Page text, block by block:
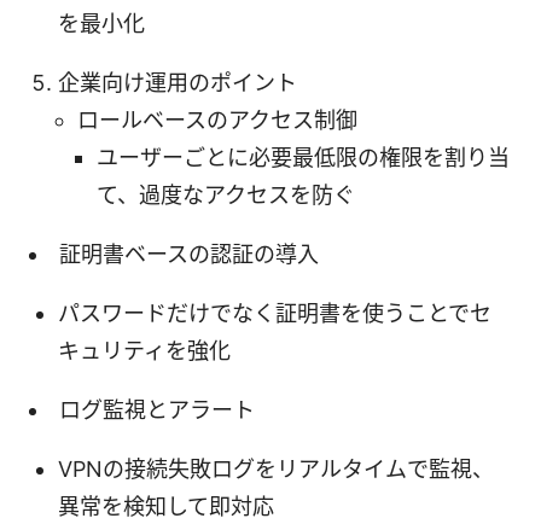
を最小化
企業向け運用のポイント
ロールベースのアクセス制御
ユーザーごとに必要最低限の権限を割り当
て、過度なアクセスを防ぐ
証明書ベースの認証の導入
パスワードだけでなく証明書を使うことでセ
キュリティを強化
ログ監視とアラート
VPNの接続失敗ログをリアルタイムで監視、
異常を検知して即対応